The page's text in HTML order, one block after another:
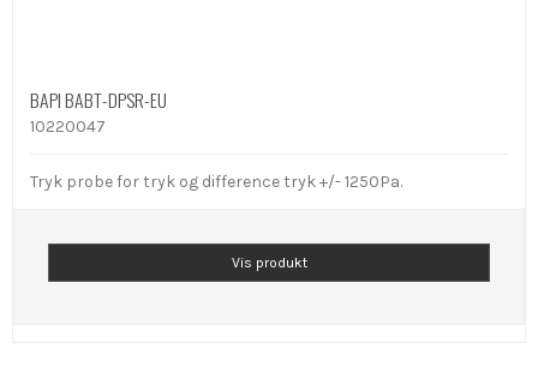
BAPI BABT-DPSR-EU
10220047
Tryk probe for tryk og difference tryk +/- 1250Pa.
Vis produkt